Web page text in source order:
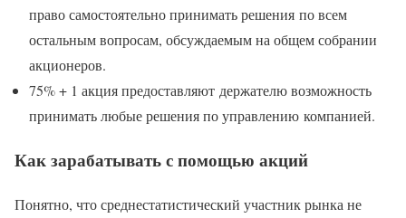
право самостоятельно принимать решения по всем
остальным вопросам, обсуждаемым на общем собрании
акционеров.
75% + 1 акция предоставляют держателю возможность
принимать любые решения по управлению компанией.
Как зарабатывать с помощью акций
Понятно, что среднестатистический участник рынка не